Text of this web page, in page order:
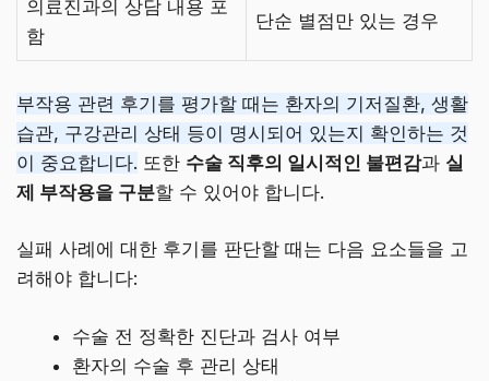
의료진과의 상담 내용 포
함
단순 별점만 있는 경우
부작용 관련 후기를 평가할 때는 환자의 기저질환, 생활
습관, 구강관리 상태 등이 명시되어 있는지 확인하는 것
이 중요합니다. 또한 수술 직후의 일시적인 불편감과 실
제 부작용을 구분할 수 있어야 합니다.
실패 사례에 대한 후기를 판단할 때는 다음 요소들을 고
려해야 합니다:
수술 전 정확한 진단과 검사 여부
환자의 수술 후 관리 상태